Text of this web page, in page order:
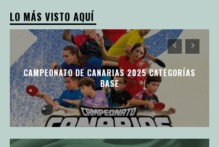
LO MÁS VISTO AQUÍ
CAMPEONATO DE CANARIAS 2025 CATEGORÍAS
BASE